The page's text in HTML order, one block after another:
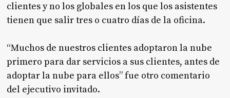
clientes y no los globales en los que los asistentes
tienen que salir tres o cuatro días de la oficina.
“Muchos de nuestros clientes adoptaron la nube
primero para dar servicios a sus clientes, antes de
adoptar la nube para ellos” fue otro comentario
del ejecutivo invitado.